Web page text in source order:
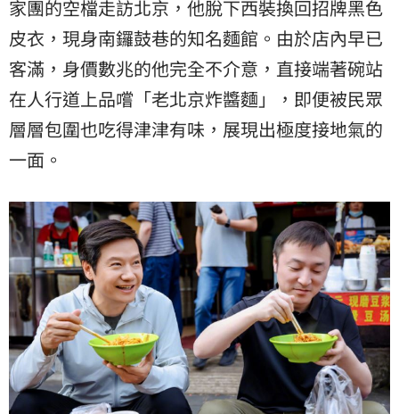
家團的空檔走訪北京，他脫下西裝換回招牌黑色
皮衣，現身南鑼鼓巷的知名麵館。由於店內早已
客滿，身價數兆的他完全不介意，直接端著碗站
在人行道上品嚐「老北京炸醬麵」，即便被民眾
層層包圍也吃得津津有味，展現出極度接地氣的
一面。